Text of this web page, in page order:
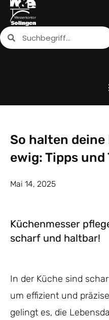
Zum
Inhalt
springen
SucheSuche
So halten deine
ewig: Tipps und
Mai 14, 2025
Küchenmesser
scharf und haltbar!
In der Küche sind
um effizient und
gelingt es, die